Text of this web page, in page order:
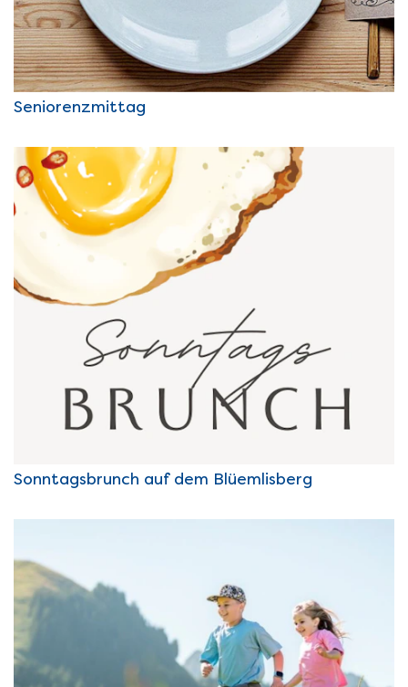
Seniorenzmittag
Sonntagsbrunch auf dem Blüemlisberg